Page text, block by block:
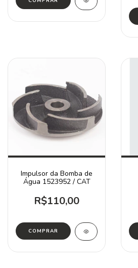
Impulsor da Bomba de
Água 1523952 / CAT
R$110,00